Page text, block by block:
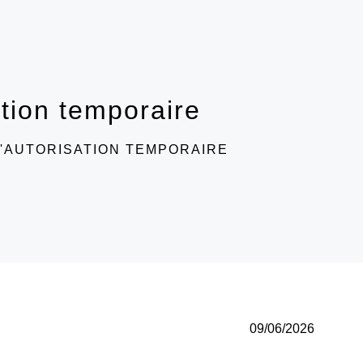
temporaire
TEMPORAIRE
09/06/2026